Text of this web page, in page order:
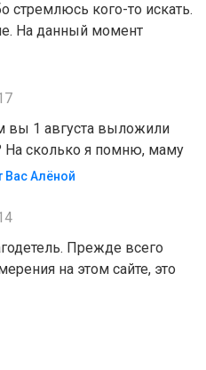
стремлюсь кого-то искать.
На данный момент
вы 1 августа выложили
На сколько я помню, маму
Вас Алëной
Прежде всего
на этом сайте, это